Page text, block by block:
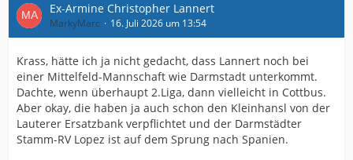
Ex-Armine Christopher Lannert
MarkyMarc 16. Juli 2026 um 13:54
Krass, hätte ich ja nicht gedacht, dass Lannert noch bei
einer Mittelfeld-Mannschaft wie Darmstadt unterkommt.
Dachte, wenn überhaupt 2.Liga, dann vielleicht in Cottbus.
Aber okay, die haben ja auch schon den Kleinhansl von der
Lauterer Ersatzbank verpflichtet und der Darmstädter
Stamm-RV Lopez ist auf dem Sprung nach Spanien.